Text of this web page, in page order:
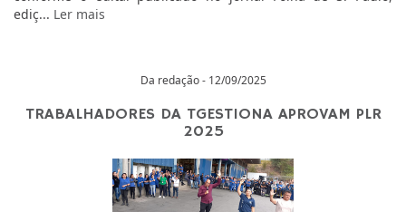
ediç... Ler mais
Da redação - 12/09/2025
TRABALHADORES DA TGESTIONA APROVAM PLR
2025